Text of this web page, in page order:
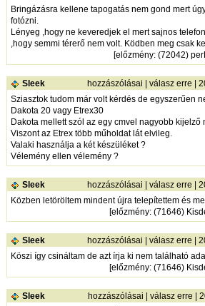
Bringázásra kellene tapogatás nem gond mert
fotózni.
Lényeg ,hogy ne keveredjek el mert sajnos
,hogy semmi térerő nem volt. Ködben meg csak
[előzmény: (72042)
Sleek hozzászólásai |válasz erre |
Sziasztok tudom már volt kérdés de egyszerűen
Dakota 20 vagy Etrex30
Dakota mellett szól az egy cmvel nagyobb kijelző
Viszont az Etrex több műholdat lát elvileg.
Valaki használja a két készüléket ?
Vélemény ellen vélemény ?
Sleek hozzászólásai |válasz erre |
Közben letöröltem mindent újra telepítettem és
[előzmény: (71646)
Sleek hozzászólásai |válasz erre |
Köszi így csináltam de azt írja ki nem található
[előzmény: (71646)
Sleek hozzászólásai |válasz erre |